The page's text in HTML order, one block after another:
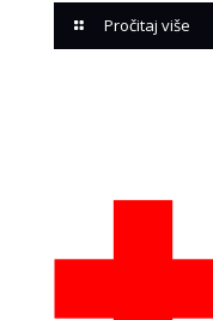
Pročitaj više